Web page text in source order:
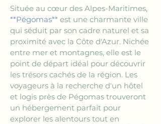
Située au cœur des Alpes-Maritimes,
**Pégomas** est une charmante ville
qui séduit par son cadre naturel et sa
proximité avec la Côte d'Azur. Nichée
entre mer et montagnes, elle est le
point de départ idéal pour découvrir
les trésors cachés de la région. Les
voyageurs à la recherche d'un hôtel
et logis près de Pégomas trouveront
un hébergement parfait pour
explorer les alentours tout en